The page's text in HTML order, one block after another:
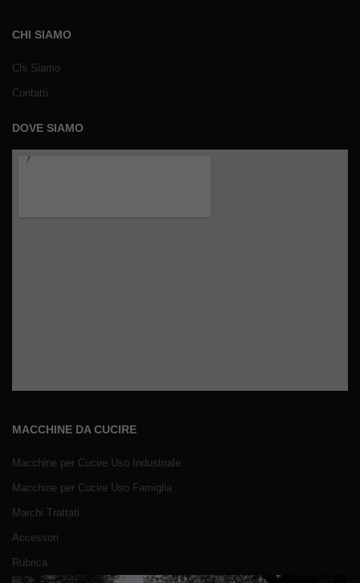
CHI SIAMO
Chi Siamo
Contatti
DOVE SIAMO
MACCHINE DA CUCIRE
Macchine per Cucire Uso Industriale
Macchine per Cucire Uso Famiglia
Marchi Trattati
Accessori
Rubrica